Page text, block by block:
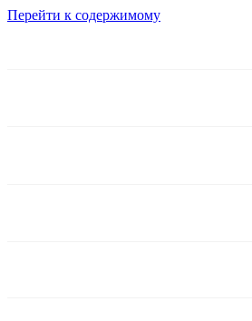
Перейти к содержимому